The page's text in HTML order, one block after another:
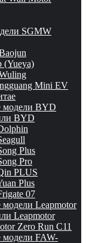
SGMW
(Yueya)
Mini EV
модели BYD
BYD
Plus
Pro
PLUS
Plus
07
модели Leapmotor
Leapmotor
Zero Run C11
модели FAW-